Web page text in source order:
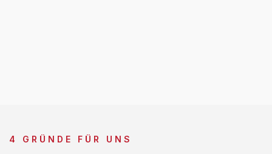
4 GRÜNDE FÜR UNS